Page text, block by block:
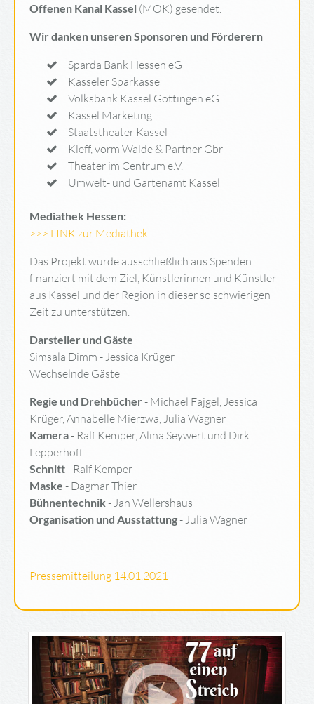
Offenen Kanal Kassel (MOK) gesendet.
Wir danken unseren Sponsoren und Förderern
Sparda Bank Hessen eG
Kasseler Sparkasse
Volksbank Kassel Göttingen eG
Kassel Marketing
Staatstheater Kassel
Kleff, vorm Walde & Partner Gbr
Theater im Centrum e.V.
Umwelt- und Gartenamt Kassel
Mediathek Hessen:
>>> LINK zur Mediathek
Das Projekt wurde ausschließlich aus Spenden
finanziert mit dem Ziel, Künstlerinnen und Künstler
aus Kassel und der Region in dieser so schwierigen
Zeit zu unterstützen.
Darsteller und Gäste
Simsala Dimm - Jessica Krüger
Wechselnde Gäste
Regie und Drehbücher- Michael Fajgel, Jessica
Krüger, Annabelle Mierzwa, Julia Wagner
Kamera- Ralf Kemper, Alina Seywert und Dirk
Lepperhoff
Schnitt- Ralf Kemper
Maske - Dagmar Thier
Bühnentechnik - Jan Wellershaus
Organisation und Ausstattung- Julia Wagner
Pressemitteilung 14.01.2021